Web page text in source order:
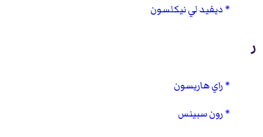
ديفيد لي نيكلسون
ر
راي هاريسون
رون سبينس